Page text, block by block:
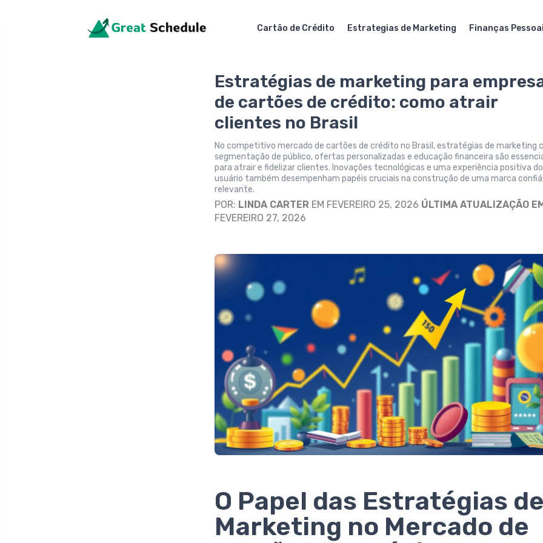
Cartão de Crédito Estrategias de Marketing Finanças
Estratégias de marketing para
de cartões de crédito: como atrair
clientes no Brasil
No competitivo mercado de cartões de crédito no Brasil, estratégias de marketing
segmentação de público, ofertas personalizadas e educação financeira são
para atrair e fidelizar clientes. Inovações tecnológicas e uma experiência positiva do
usuário também desempenham papéis cruciais na construção de uma marca
relevante.
POR: LINDA CARTER EM FEVEREIRO 25, 2026 ÚLTIMA ATUALIZAÇÃO
FEVEREIRO 27, 2026
O Papel das Estratégias
Marketing no Mercado de